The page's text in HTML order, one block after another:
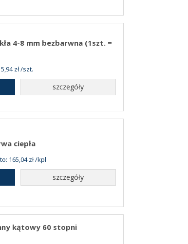
4-8 mm bezbarwna (1szt. =
zł /szt.
szczegóły
ciepła
165,04 zł /kpl
szczegóły
kątowy 60 stopni